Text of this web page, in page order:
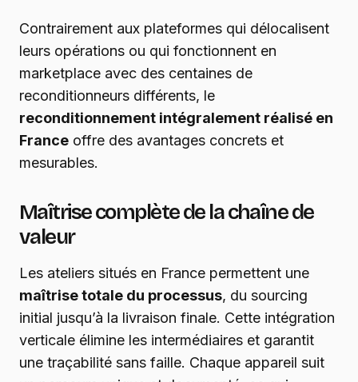
Contrairement aux plateformes qui délocalisent
leurs opérations ou qui fonctionnent en
marketplace avec des centaines de
reconditionneurs différents, le
reconditionnement intégralement réalisé en
France offre des avantages concrets et
mesurables.
Maîtrise complète de la chaîne de
valeur
Les ateliers situés en France permettent une
maîtrise totale du processus, du sourcing
initial jusqu’à la livraison finale. Cette intégration
verticale élimine les intermédiaires et garantit
une traçabilité sans faille. Chaque appareil suit